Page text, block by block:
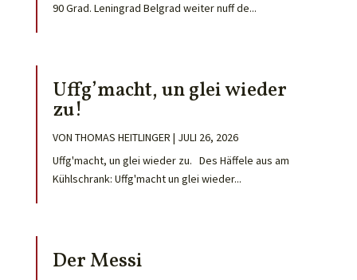
90 Grad. Leningrad Belgrad weiter nuff de...
Uffg’macht, un glei wieder
zu!
VON THOMAS HEITLINGER | JULI 26, 2026
Uffg'macht, un glei wieder zu. Des Häffele aus am
Kühlschrank: Uffg'macht un glei wieder...
Der Messi